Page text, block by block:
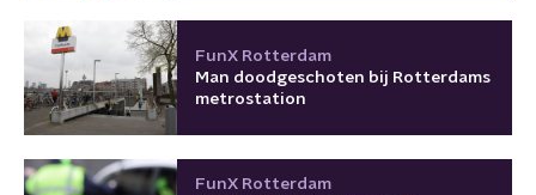
FunX Rotterdam
Man doodgeschoten bij Rotterdams
metrostation
FunX Rotterdam